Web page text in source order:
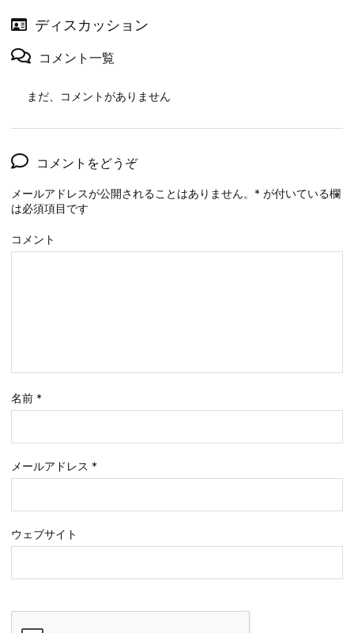
ディスカッション
コメント一覧
まだ、コメントがありません
コメントをどうぞ
メールアドレスが公開されることはありません。 * が付いている欄
は必須項目です
コメント
名前 *
メールアドレス *
ウェブサイト